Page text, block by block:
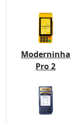
Moderninha
Pro 2